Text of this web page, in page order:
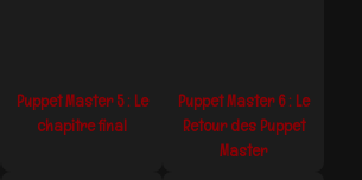
Puppet Master 5 : Le
chapitre final
Puppet Master 6 : Le
Retour des Puppet
Master